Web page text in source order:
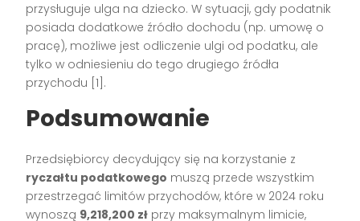
przysługuje ulga na dziecko. W sytuacji, gdy podatnik
posiada dodatkowe źródło dochodu (np. umowę o
pracę), możliwe jest odliczenie ulgi od podatku, ale
tylko w odniesieniu do tego drugiego źródła
przychodu [1].
Podsumowanie
Przedsiębiorcy decydujący się na korzystanie z
ryczałtu podatkowego muszą przede wszystkim
przestrzegać limitów przychodów, które w 2024 roku
wynoszą 9,218,200 zł przy maksymalnym limicie,